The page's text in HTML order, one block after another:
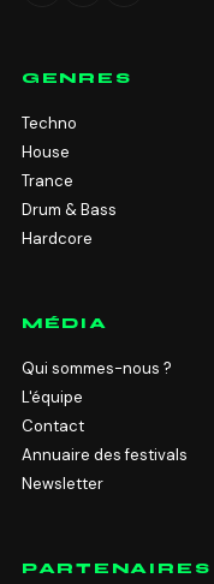
GENRES
Techno
House
Trance
Drum & Bass
Hardcore
MÉDIA
Qui sommes-nous ?
L'équipe
Contact
Annuaire des festivals
Newsletter
PARTENAIRES